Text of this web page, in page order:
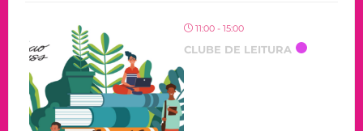
11:00 - 15:00
CLUBE DE LEITURA